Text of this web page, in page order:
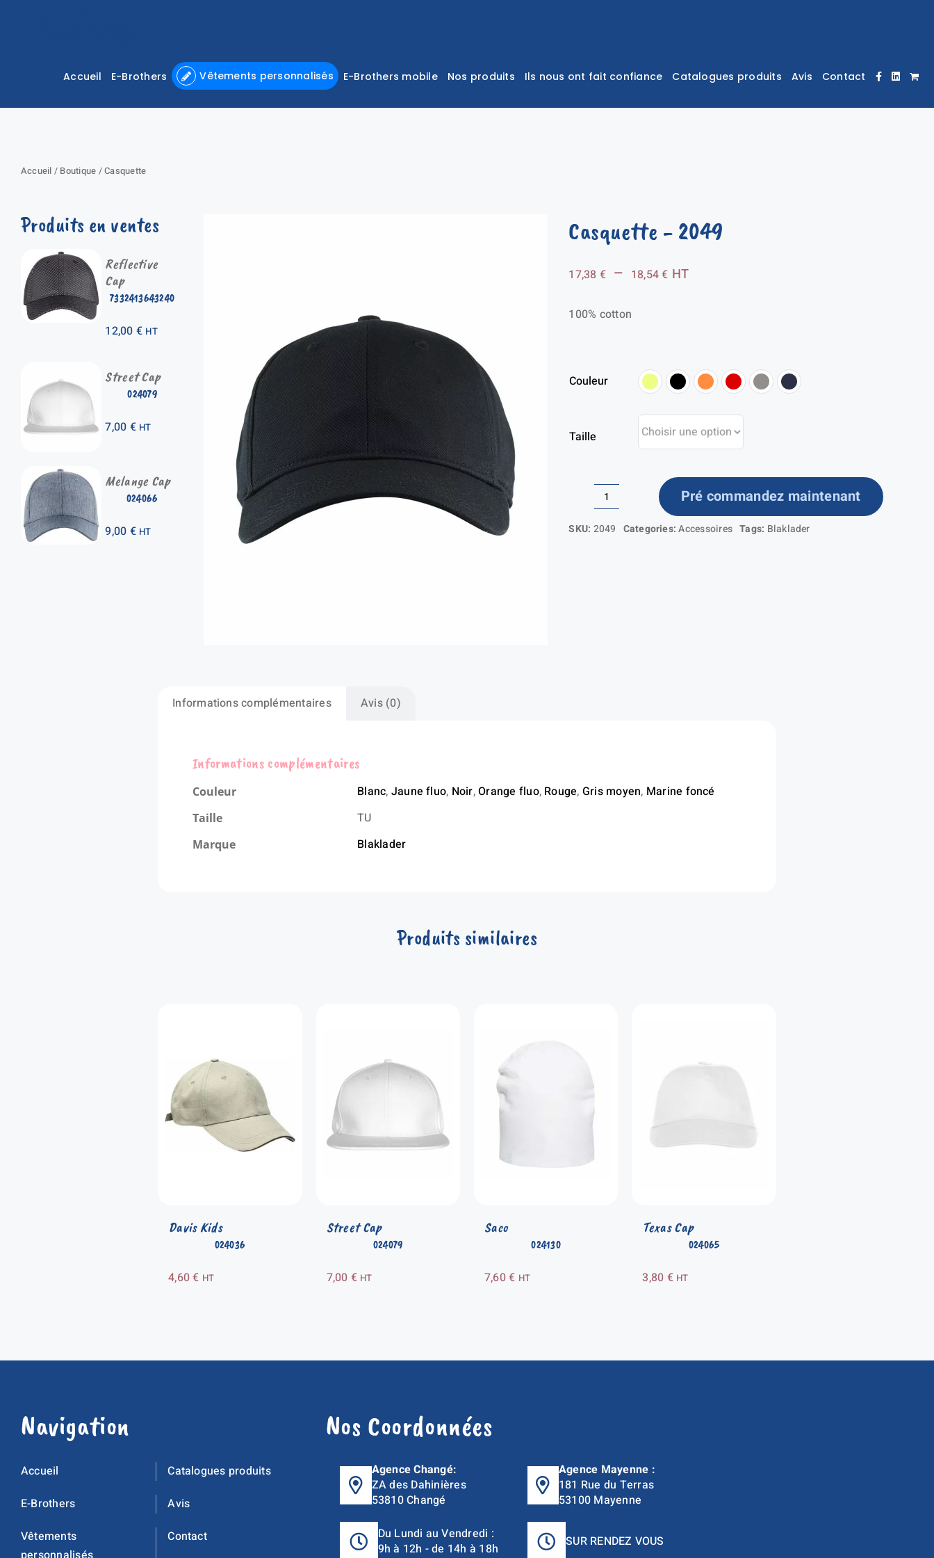
Accueil E-Brothers Vêtements personnalisés E-Brothers mobile Nos produits Ils nous ont fait confiance Catalogues produits Avis Contact
Accueil / Boutique /Casquette
Produits en ventes
7332413643240
Reflective
Cap
12,00 € HT
024079
Street Cap
7,00 € HT
024066
Melange Cap
9,00 € HT
Casquette - 2049
17,38 € – 18,54€Plage
18,54 €
HT
100% cotton
Couleur
Taille
quantité
de
Pré commandez maintenant
SKU: 2049 Categories:Accessoires Tags: Blaklader
Informations complémentaires Avis (0)
Informations complémentaires
Couleur Blanc, Jaune fluo, Noir,Orange fluo, Rouge, Gris moyen, Marine foncé
Taille TU
Marque Blaklader
Produits similaires
024036
Davis Kids
4,60€ HT
024079
Street Cap
7,00 € HT
024130
Saco
7,60€ HT
024065
Texas Cap
3,80 € HT
Navigation
Accueil
E-Brothers
Vêtements
Catalogues produits
Avis
Contact
Nos Coordonnées
Agence Changé:
ZA des Dahinières
53810 Changé
Du Lundi au Vendredi :
9h à 12h - de 14h à 18h
Agence Mayenne :
181 Rue du Terras
53100 Mayenne
SUR RENDEZ VOUS